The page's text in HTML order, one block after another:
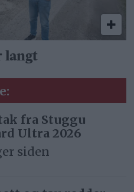
langt
fra Stuggu
Ultra 2026
siden